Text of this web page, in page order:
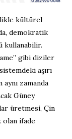
kültürel
demokratik
kullanabilir.
gibi diziler
aşırı
zamanda
Güney
üretmesi, Çin
olan ifade